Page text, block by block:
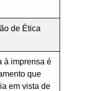
de Ética
à imprensa é
que
em vista de